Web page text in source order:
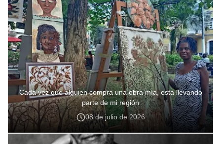
Cada vez que alguien compra una obra mía, está llevando
parte de mi región
08 de julio de 2026